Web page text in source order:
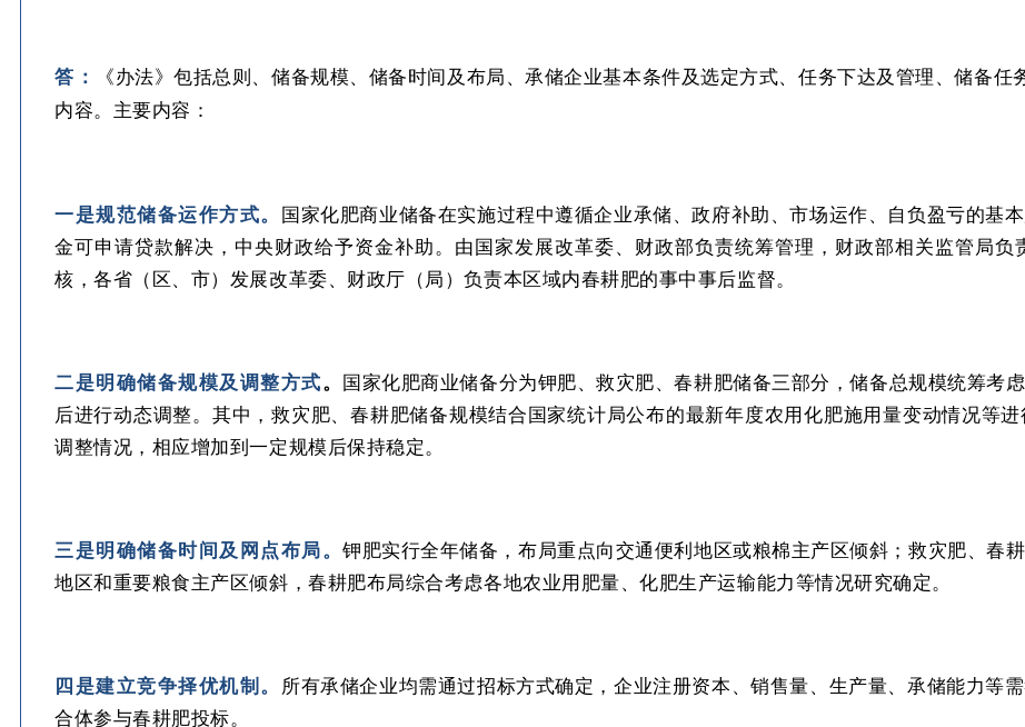
答：
《办法》包括总则、储备规模、储备时间及布局、承储企业基本条件及选定方式、任务下达及管理、储备
内容。主要内容：
一是规范储备运作方式。
国家化肥商业储备在实施过程中遵循企业承储、政府补助、市场运作、自负盈亏的基
金可申请贷款解决，中央财政给予资金补助。由国家发展改革委、财政部负责统筹管理，财政部相关监管局
核，各省（区、市）发展改革委、财政厅（局）负责本区域内春耕肥的事中事后监督。
二是明确储备规模及调整方式。 国家化肥商业储备分为钾肥、救灾肥、春耕肥储备三部分，储备总规模统筹考
后进行动态调整。其中，救灾肥、春耕肥储备规模结合国家统计局公布的最新年度农用化肥施用量变动情况等
调整情况，相应增加到一定规模后保持稳定。
三是明确储备时间及网点布局。钾肥实行全年储备，布局重点向交通便利地区或粮棉主产区倾斜；救灾肥、春
地区和重要粮食主产区倾斜，春耕肥布局综合考虑各地农业用肥量、化肥生产运输能力等情况研究确定。
四是建立竞争择优机制。 所有承储企业均需通过招标方式确定，企业注册资本、销售量、生产量、承储能力等
合体参与春耕肥投标。